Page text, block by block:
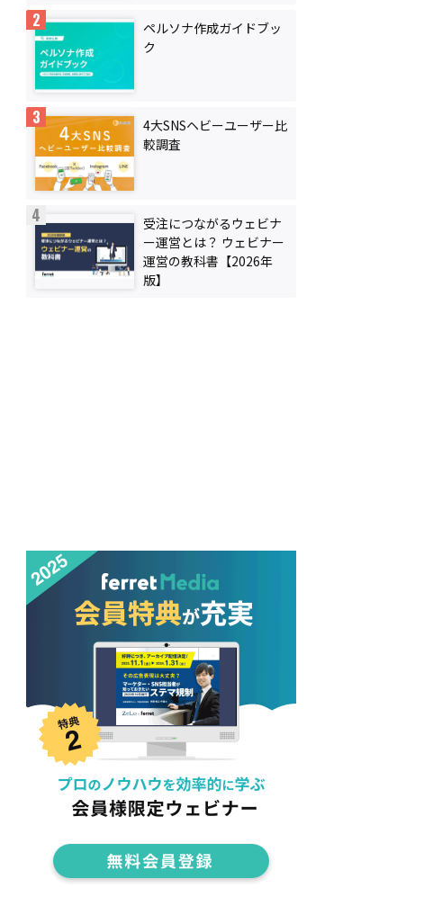
ペルソナ作成ガイドブッ
ク
4大SNSヘビーユーザー比
較調査
受注につながるウェビナ
ー運営とは？ ウェビナー
運営の教科書【2026年
版】